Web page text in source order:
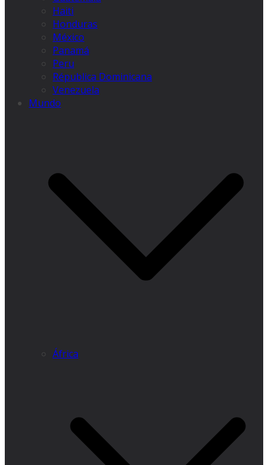
Haiti
Honduras
México
Panamá
Peru
Républica Dominicana
Venezuela
Mundo
África